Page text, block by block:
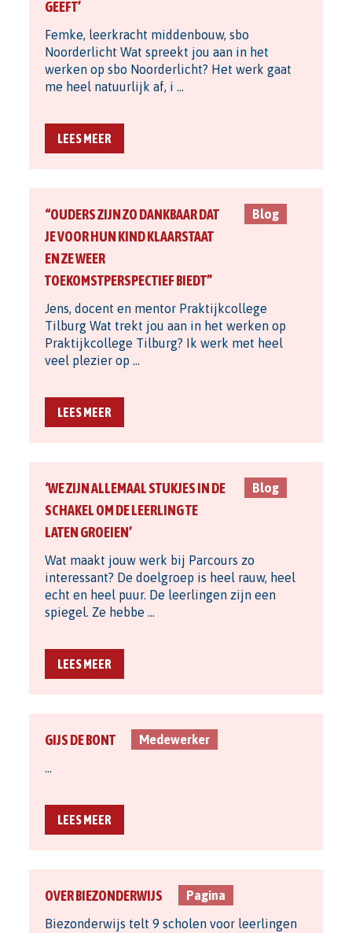
GEEFT’
Femke, leerkracht middenbouw, sbo
Noorderlicht Wat spreekt jou aan in het
werken op sbo Noorderlicht? Het werk gaat
me heel natuurlijk af, i …
LEES MEER
“OUDERS ZIJN ZO DANKBAAR DAT
JE VOOR HUN KIND KLAARSTAAT
EN ZE WEER
TOEKOMSTPERSPECTIEF BIEDT”
Blog
Jens, docent en mentor Praktijkcollege
Tilburg Wat trekt jou aan in het werken op
Praktijkcollege Tilburg? Ik werk met heel
veel plezier op …
LEES MEER
‘WE ZIJN ALLEMAAL STUKJES IN DE
SCHAKEL OM DE LEERLING TE
LATEN GROEIEN’
Blog
Wat maakt jouw werk bij Parcours zo
interessant? De doelgroep is heel rauw, heel
echt en heel puur. De leerlingen zijn een
spiegel. Ze hebbe …
LEES MEER
GIJS DE BONT
Medewerker
…
LEES MEER
OVER BIEZONDERWIJS
Pagina
Biezonderwijs telt 9 scholen voor leerlingen